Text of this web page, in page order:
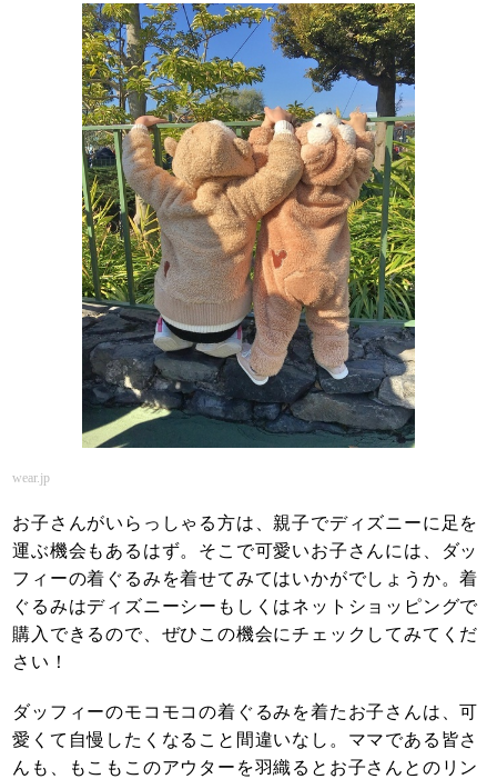
wear.jp
お子さんがいらっしゃる方は、親子でディズニーに足を
運ぶ機会もあるはず。そこで可愛いお子さんには、ダッ
フィーの着ぐるみを着せてみてはいかがでしょうか。着
ぐるみはディズニーシーもしくはネットショッピングで
購入できるので、ぜひこの機会にチェックしてみてくだ
さい！
ダッフィーのモコモコの着ぐるみを着たお子さんは、可
愛くて自慢したくなること間違いなし。ママである皆さ
んも、もこもこのアウターを羽織るとお子さんとのリン